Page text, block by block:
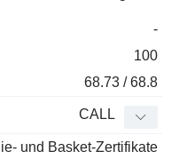
-
100
68.73 / 68.8
CALL
und Basket-Zertifikate